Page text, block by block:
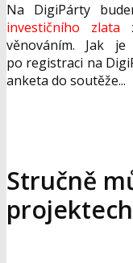
Na DigiPárty
investičního zlata
věnováním. Jak
po registraci na
anketa do soutěže...
Stručně